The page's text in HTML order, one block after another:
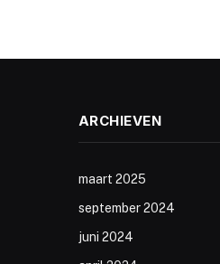
ARCHIEVEN
maart 2025
september 2024
juni 2024